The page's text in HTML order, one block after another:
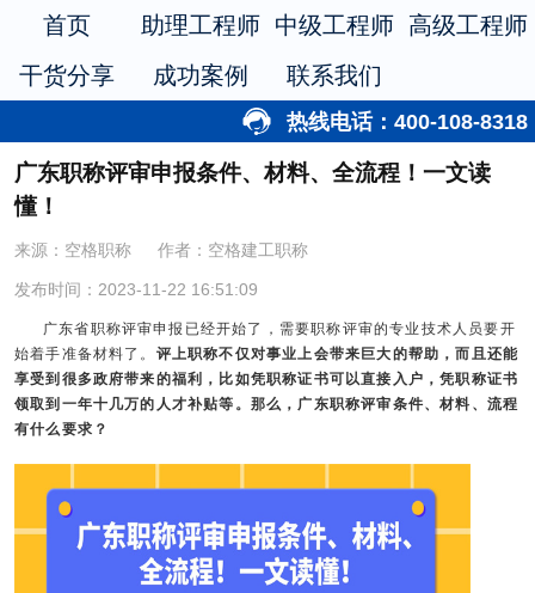
首页 助理工程师 中级工程师 高级工程师
干货分享
成功案例 联系我们
热线电话：400-108-8318
广东职称评审申报条件、材料、全流程！一文读
懂！
来源：空格职称 作者：空格建工职称
发布时间：2023-11-22 16:51:09
广东省职称评审申报已经开始了，需要职称评审的专业技术人员要开
始着手准备材料了。 评上职称不仅对事业上会带来巨大的帮助，而且还能
享受到很多政府带来的福利，比如凭职称证书可以直接入户，凭职称证书
领取到一年十几万的人才补贴等。那么， 广东职称评审条件、材料、流程
有什么要求？